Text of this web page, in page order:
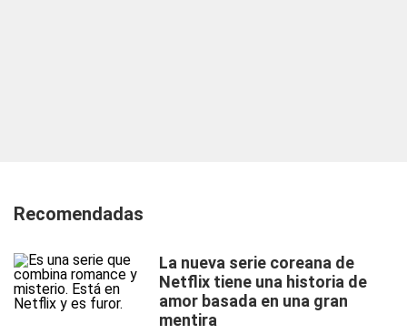
Recomendadas
La nueva serie coreana de
Netflix tiene una historia de
amor basada en una gran
mentira